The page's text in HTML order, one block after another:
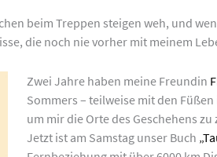
beim Treppen steigen weh, und
die noch nie vorher mit meinem
Zwei Jahre haben meine Freundin
Sommers – teilweise mit den
um mir die Orte des Geschehens
Jetzt ist am Samstag unser Buch